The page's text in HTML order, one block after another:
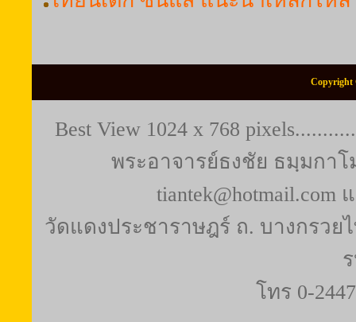
Copyright
Best View 1024 x 768
พระอาจารย์ธงชัย ธมฺมกาโ
tiantek@hotmail.com
วัดแดงประชาราษฎร์ ถ. บางกรวย
โทร 0-